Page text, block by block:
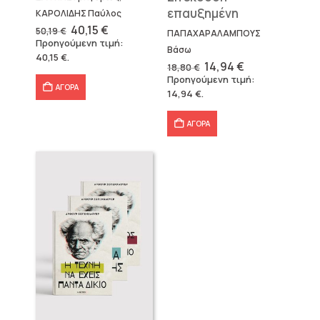
ΚΑΡΟΛΙΔΗΣ Παύλος
50,19€ Original
price
was:
40,15€Η
τρέχουσα
τιμή
Προηγούμενη τιμή:
40,15 €.
ΑΓΟΡΑ
επαυξημένη
ΠΑΠΑΧΑΡΑΛΑΜΠΟΥΣ
Βάσω
18,80€ Original
price
was:
18,80 €.
14,94€Η
τρέχουσα
τιμή
Προηγούμενη τιμή:
14,94 €.
ΑΓΟΡΑ